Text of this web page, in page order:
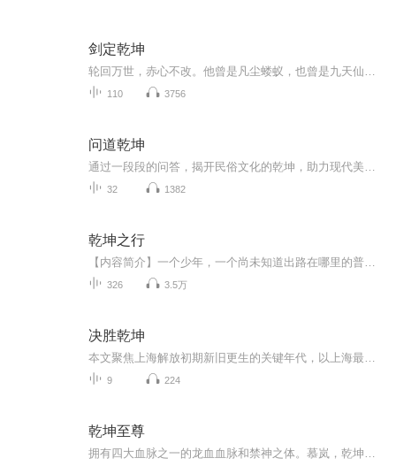
剑定乾坤
110 3756
问道乾坤
32 1382
乾坤之行
326 3.5万
决胜乾坤
9 224
乾坤至尊